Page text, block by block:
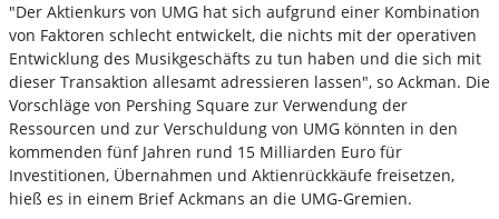
"Der Aktienkurs von UMG hat sich aufgrund einer Kombination
von Faktoren schlecht entwickelt, die nichts mit der operativen
Entwicklung des Musikgeschäfts zu tun haben und die sich mit
dieser Transaktion allesamt adressieren lassen", so Ackman. Die
Vorschläge von Pershing Square zur Verwendung der
Ressourcen und zur Verschuldung von UMG könnten in den
kommenden fünf Jahren rund 15 Milliarden Euro für
Investitionen, Übernahmen und Aktienrückkäufe freisetzen,
hieß es in einem Brief Ackmans an die UMG-Gremien.